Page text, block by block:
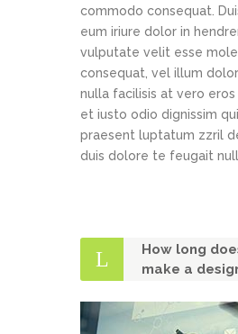
commodo consequat.
eum iriure dolor in
vulputate velit esse
consequat, vel illum
nulla facilisis at vero
et iusto odio dignissim
praesent luptatum zzril
duis dolore te feugait
How long
make a